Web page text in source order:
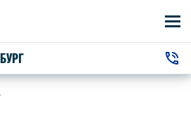
пр-т , 25к3